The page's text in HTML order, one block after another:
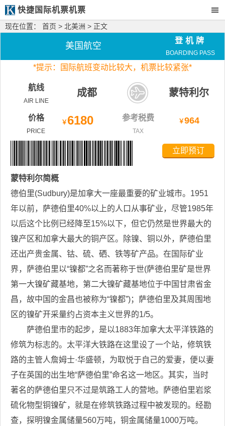
快捷国际机票机票
现在位置： 首页 > 北美洲 > 正文
美国航空
登机牌
BOARDING PASS
*提示：国际航班变动比较大， 机票比较紧张*
航线
AIR LINE
成都 蒙特利尔
价格
PRICE
￥6180 参考税费
TAX
￥964
立即预订
蒙特利尔简概
德伯里(Sudbury)是加拿大一座最重要的矿业城市。1951
年以前，萨德伯里40%以上的人口从事矿业，尽管1985年
以后这个比例已经降至15%以下，但它仍然是世界最大的
镍产区和加拿大最大的铜产区。除镍、铜以外，萨德伯里
还出产贵金属、钴、硫、硒、铁等矿产品。在国际矿业
界，萨德伯里以“镍都”之名而著称于世(萨德伯里矿是世界
第一大镍矿藏基地，第二大镍矿藏基地位于中国甘肃省金
昌，故中国的金昌也被称为“镍都”)；萨德伯里及其周围地
区的镍矿开采量约占资本主义世界的1/5。
萨德伯里市的起步，是以1883年加拿大太平洋铁路的
修筑为标志的。太平洋大铁路在这里设了一个站，修筑铁
路的主管人詹姆士·华盛顿，为取悦于自己的爱妻，便以妻
子在英国的出生地“萨德伯里”命名这一地区。其实，当时
著名的萨德伯里只不过是筑路工人的营地。萨德伯里岩浆
硫化物型铜镍矿，就是在修筑铁路过程中被发现的。经勘
查，探明镍金属储量560万吨，铜金属储量1000万吨。